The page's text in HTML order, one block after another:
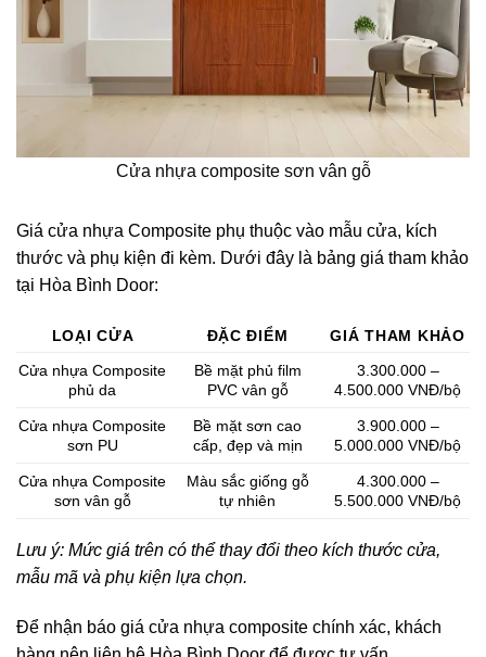
Cửa nhựa composite sơn vân gỗ
Giá cửa nhựa Composite phụ thuộc vào mẫu cửa, kích
thước và phụ kiện đi kèm. Dưới đây là bảng giá tham khảo
tại Hòa Bình Door:
LOẠI CỬA ĐẶC ĐIỂM
GIÁ THAM KHẢO
Cửa nhựa Composite
phủ da
Bề mặt phủ film
PVC vân gỗ
3.300.000 –
4.500.000 VNĐ/bộ
Cửa nhựa Composite
sơn PU
Bề mặt sơn cao
cấp, đẹp và mịn
3.900.000 –
5.000.000 VNĐ/bộ
Cửa nhựa Composite
sơn vân gỗ
Màu sắc giống gỗ
tự nhiên
4.300.000 –
5.500.000 VNĐ/bộ
Lưu ý: Mức giá trên có thể thay đổi theo kích thước cửa,
mẫu mã và phụ kiện lựa chọn.
Để nhận báo giá cửa nhựa composite chính xác, khách